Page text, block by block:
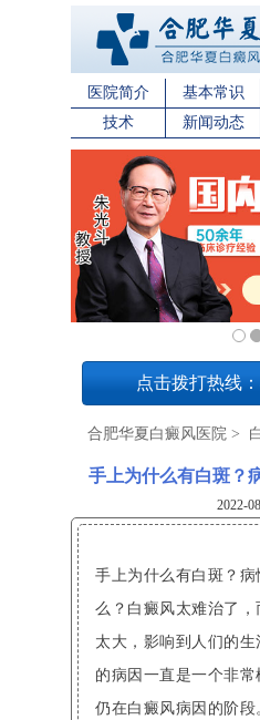
医院简介 基本常识
技术
新闻动态
点击拨打热线
合肥华夏白癜风医院 >
手上为什么有白斑？
2022-
手上为什么有白斑？
么？白癜风太难治了
太大，影响到人们的
的病因一直是一个非
仍在白癜风病因的阶